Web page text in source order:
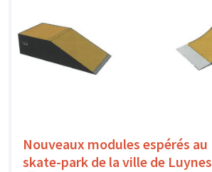
Nouveaux modules espérés au
skate-park de la ville de Luynes